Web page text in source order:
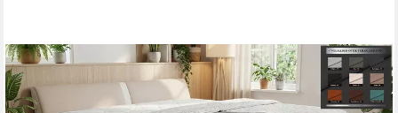
PAARA
Boxspringbett Dallas Bettkasten Kopfverstellung Dachschräge,
inkl. Matratze und Topper, mit einzigartigem Belüftungssystem